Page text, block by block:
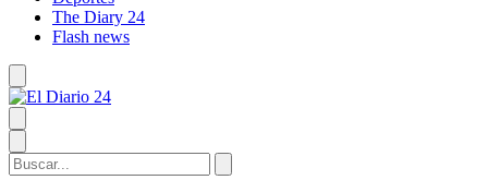
The Diary 24
Flash news